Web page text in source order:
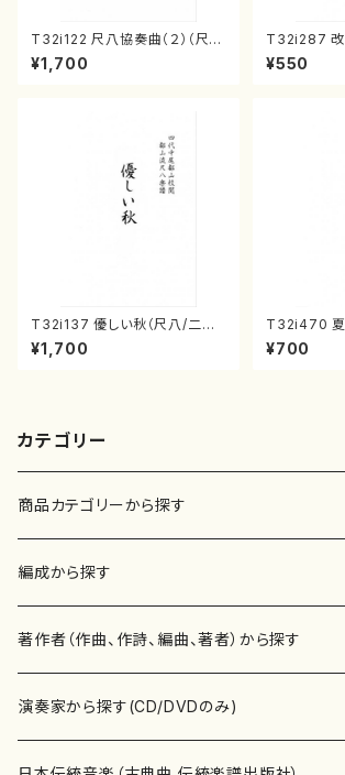
T32i122 尺八協奏曲（２）（尺
八/二代 山本邦山/尺八/都山式
譜）都山流公刊楽譜曲番:571
¥1,700
T32i287 改
八橋検校/楽
¥550
T32i137 優しい秋（尺八/二代
山本邦山/尺八/都山式譜）都山
流公刊楽譜曲番:586
¥1,700
T32i470 夏
正峰/楽譜）
番:2178
¥700
カテゴリー
商品カテゴリーから探す
楽譜
書籍
書籍
テキストブック
CD・DVD
編成から探す
邦楽器
箏・琴（ソロ）
箏・琴（合奏）
合唱
混声合唱
著作者（作曲、作詩、編曲、著者）から探す
あ行
青木省三(アオキ ショウゾウ)
演奏家から探す(CD/DVDのみ)